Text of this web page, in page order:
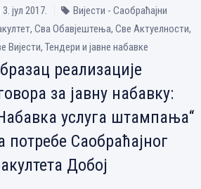
3. јул 2017.
Вијести - Саобраћајни
Сва Обавјештења, Све Aктуелности,
Вијести, Тендери и јавне набавке
реализације
за јавну набавку:
услуга штампања“
потребе Саобраћајног
Добој